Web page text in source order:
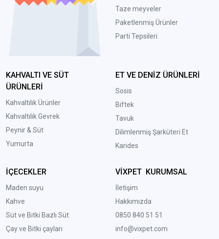
Taze meyveler
Paketlenmiş Ürünler
Parti Tepsileri
KAHVALTI VE SÜT
ÜRÜNLERİ
Kahvaltılık Ürünler
Kahvaltılık Gevrek
Peynir & Süt
Yumurta
ET VE DENİZ ÜRÜNLERİ
Sosis
Biftek
Tavuk
Dilimlenmiş Şarküteri Et
Karides
İÇECEKLER
Maden suyu
Kahve
Süt ve Bitki Bazlı Süt
Çay ve Bitki çayları
VİXPET KURUMSAL
İletişim
Hakkımızda
0850 840 51 51
info@vixpet.com